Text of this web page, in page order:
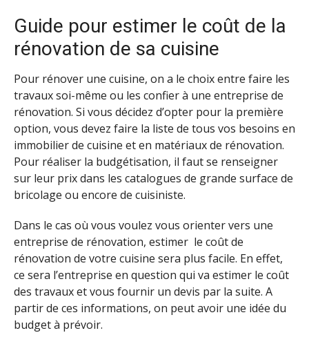
Guide pour estimer le coût de la
rénovation de sa cuisine
Pour rénover une cuisine, on a le choix entre faire les
travaux soi-même ou les confier à une entreprise de
rénovation. Si vous décidez d’opter pour la première
option, vous devez faire la liste de tous vos besoins en
immobilier de cuisine et en matériaux de rénovation.
Pour réaliser la budgétisation, il faut se renseigner
sur leur prix dans les catalogues de grande surface de
bricolage ou encore de cuisiniste.
Dans le cas où vous voulez vous orienter vers une
entreprise de rénovation, estimer le coût de
rénovation de votre cuisine sera plus facile. En effet,
ce sera l’entreprise en question qui va estimer le coût
des travaux et vous fournir un devis par la suite. A
partir de ces informations, on peut avoir une idée du
budget à prévoir.